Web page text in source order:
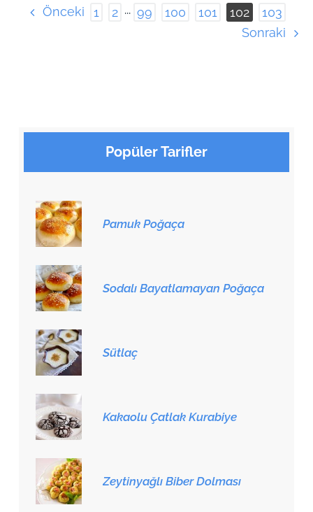
Önceki 1 2 ··· 99 100 101 102
103
Sonraki
Popüler Tarifler
Pamuk Poğaça
Sodalı Bayatlamayan Poğaça
Sütlaç
Kakaolu Çatlak Kurabiye
Zeytinyağlı Biber Dolması